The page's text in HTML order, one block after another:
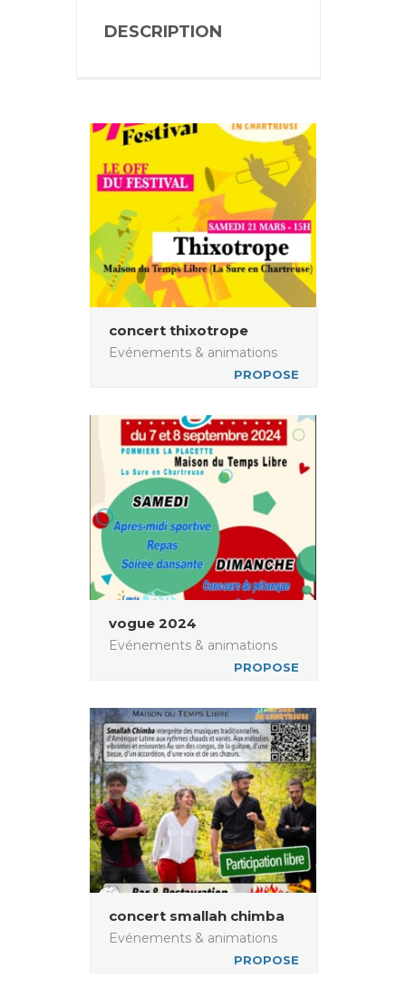
DESCRIPTION
concert thixotrope
Evénements & animations
PROPOSE
vogue 2024
Evénements & animations
PROPOSE
concert smallah chimba
Evénements & animations
PROPOSE